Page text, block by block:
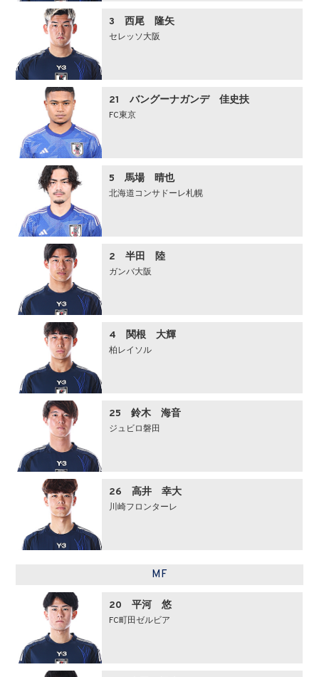
3 西尾 隆矢
セレッソ大阪
21 バングーナガンデ 佳史扶
FC東京
5 馬場 晴也
北海道コンサドーレ札幌
2 半田 陸
ガンバ大阪
4 関根 大輝
柏レイソル
25 鈴木 海音
ジュビロ磐田
26 高井 幸大
川崎フロンターレ
MF
20 平河 悠
FC町田ゼルビア